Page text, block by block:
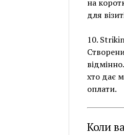
на
для
10.
хто дає
оплати.
Коли